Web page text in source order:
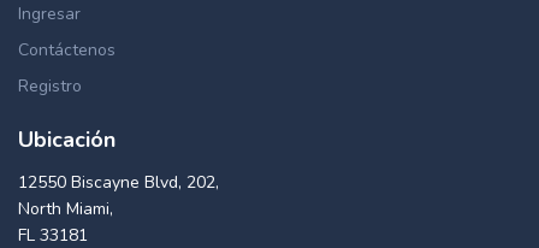
Ingresar
Contáctenos
Registro
Ubicación
12550 Biscayne Blvd, 202,
North Miami,
FL 33181